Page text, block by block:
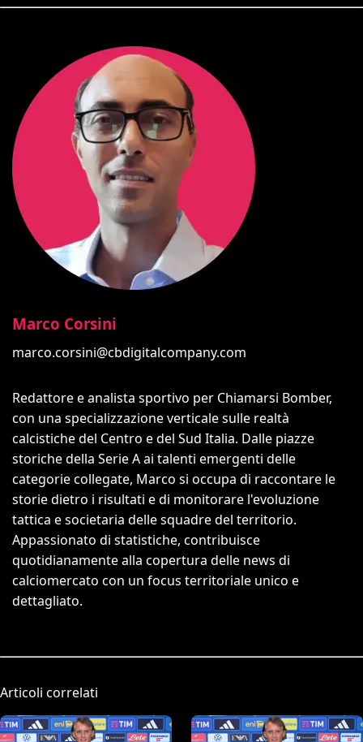
Marco Corsini
marco.corsini@cbdigitalcompany.com
Redattore e analista sportivo per Chiamarsi Bomber,
con una specializzazione verticale sulle realtà
calcistiche del Centro e del Sud Italia. Dalle piazze
storiche della Serie A ai talenti emergenti delle
categorie collegate, Marco si occupa di raccontare le
storie dietro i risultati e di monitorare l'evoluzione
tattica e societaria delle squadre del territorio.
Appassionato di statistiche, contribuisce
quotidianamente alla copertura delle news di
calciomercato con un focus territoriale unico e
dettagliato.
Articoli correlati